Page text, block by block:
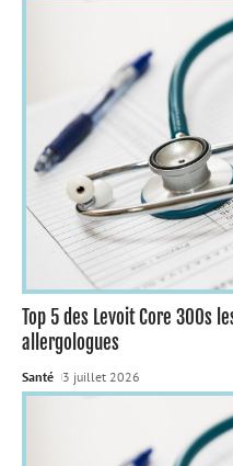
Top 5 des Levoit Core 300s
allergologues
Santé 3 juillet 2026